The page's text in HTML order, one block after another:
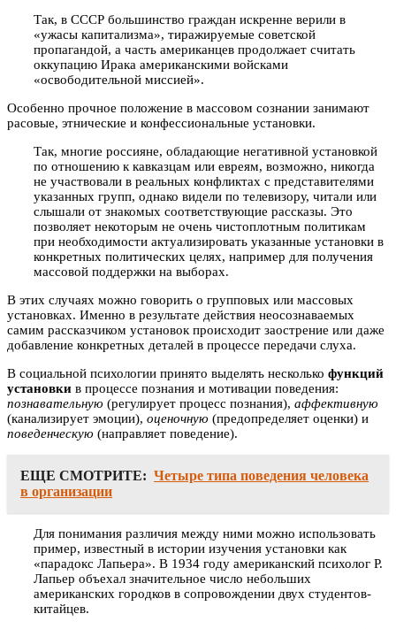
Так, в СССР большинство граждан искренне верили в
«ужасы капитализма», тиражируемые советской
пропагандой, а часть американцев продолжает считать
оккупацию Ирака американскими войсками
«освободительной миссией».
Особенно прочное положение в массовом сознании занимают
расовые, этнические и конфессиональные установки.
Так, многие россияне, обладающие негативной установкой
по отношению к кавказцам или евреям, возможно, никогда
не участвовали в реальных конфликтах с представителями
указанных групп, однако видели по телевизору, читали или
слышали от знакомых соответствующие рассказы. Это
позволяет некоторым не очень чистоплотным политикам
при необходимости актуализировать указанные установки в
конкретных политических целях, например для получения
массовой поддержки на выборах.
В этих случаях можно говорить о групповых или массовых
установках. Именно в результате действия неосознаваемых
самим рассказчиком установок происходит заострение или даже
добавление конкретных деталей в процессе передачи слуха.
В социальной психологии принято выделять несколько функций
установки в процессе познания и мотивации поведения:
познавательную (регулирует процесс познания), аффективную
(канализирует эмоции), оценочную (предопределяет оценки) и
поведенческую (направляет поведение).
ЕЩЕ СМОТРИТЕ: Четыре типа поведения человека
в организации
Для понимания различия между ними можно использовать
пример, известный в истории изучения установки как
«парадокс Лапьера». В 1934 году американский психолог Р.
Лапьер объехал значительное число небольших
американских городков в сопровождении двух студентов-
китайцев.